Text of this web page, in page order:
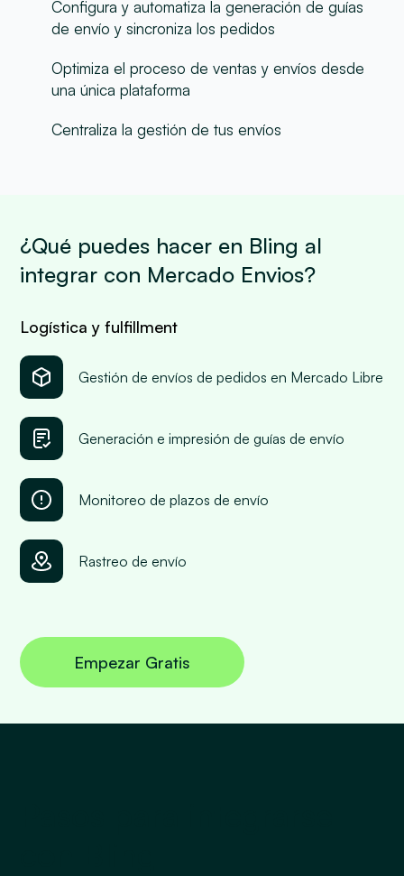
Configura y automatiza la generación de guías
de envío y sincroniza los pedidos
Optimiza el proceso de ventas y envíos desde
una única plataforma
Centraliza la gestión de tus envíos
¿Qué puedes hacer en Bling al
integrar con Mercado Envios?
Logística y fulfillment
Gestión de envíos de pedidos en Mercado Libre
Generación e impresión de guías de envío
Monitoreo de plazos de envío
Rastreo de envío
Empezar Gratis